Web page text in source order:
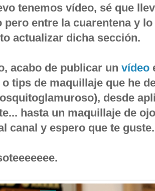
tenemos vídeo, sé que
pero entre la cuarentena y
actualizar dicha sección.
acabo de publicar un vídeo
tips de maquillaje que he
desde
hasta un maquillaje de
canal y espero que te guste.